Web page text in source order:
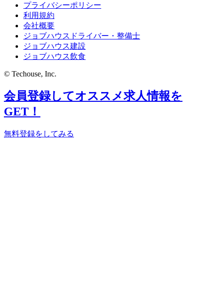
プライバシーポリシー
利用規約
会社概要
ジョブハウスドライバー・整備士
ジョブハウス建設
ジョブハウス飲食
© Techouse, Inc.
会員登録してオススメ求人情報を
GET！
無料登録をしてみる